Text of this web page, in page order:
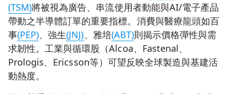
(TSM)將被視為廣告、串流使用者動能與AI/電子產品
帶動之半導體訂單的重要指標。消費與醫療龍頭如百
事(PEP)、強生(JNJ)、雅培(ABT)則揭示價格彈性與需
求韌性。工業與循環股（Alcoa、Fastenal、
Prologis、Ericsson等）可望反映全球製造與基建活
動熱度。